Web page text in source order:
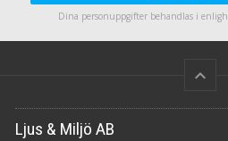
Dina personuppgifter behandlas i
keyboard_arrow_up
Ljus & Miljö AB